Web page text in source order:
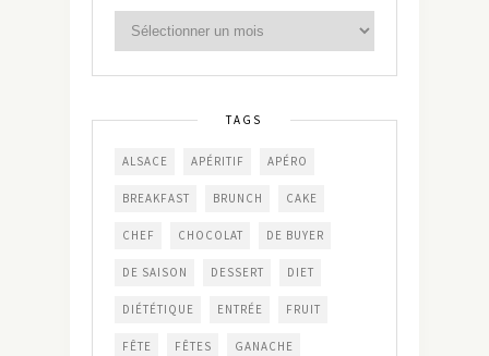
TAGS
ALSACE APÉRITIF APÉRO
BREAKFAST BRUNCH CAKE
CHEF CHOCOLAT DE BUYER
DE SAISON DESSERT DIET
DIÉTÉTIQUE ENTRÉE FRUIT
FÊTE FÊTES GANACHE